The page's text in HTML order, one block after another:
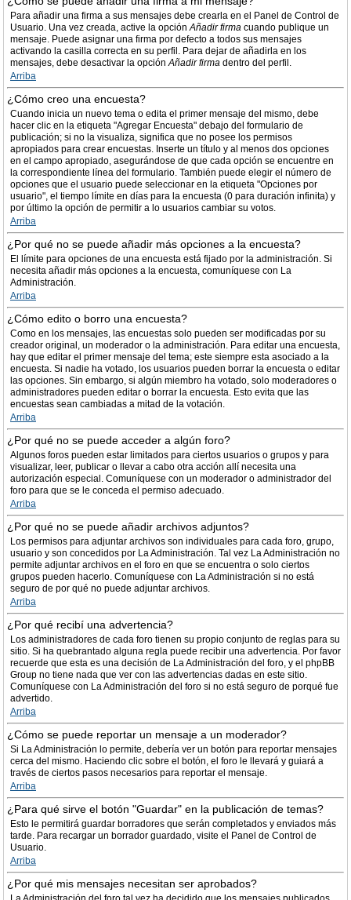
Para añadir una firma a sus mensajes debe crearla en el Panel de Control de
Usuario. Una vez creada, active la opciónAñadir firma cuando publique un
mensaje. Puede asignar una firma por defecto a todos sus mensajes
activando la casilla correcta en su perfil. Para dejar de añadirla en los
mensajes, debe desactivar la opciónAñadir firma dentro del perfil.
Arriba
¿Cómo creo una encuesta?
Cuando inicia un nuevo tema o edita el primer mensaje del mismo, debe
hacer clic en la etiqueta "Agregar Encuesta" debajo del formulario de
publicación; si no la visualiza, significa que no posee los permisos
apropiados para crear encuestas. Inserte un título y al menos dos opciones
en el campo apropiado, asegurándose de que cada opción se encuentre en
la correspondiente línea del formulario. También puede elegir el número de
opciones que el usuario puede seleccionar en la etiqueta "Opciones por
usuario", el tiempo límite en días para la encuesta (0 para duración infinita) y
por último la opción de permitir a lo usuarios cambiar su votos.
Arriba
¿Por qué no se puede añadir más opciones a la encuesta?
El límite para opciones de una encuesta está fijado por la administración. Si
necesita añadir más opciones a la encuesta, comuníquese con La
Administración.
Arriba
¿Cómo edito o borro una encuesta?
Como en los mensajes, las encuestas solo pueden ser modificadas por su
creador original, un moderador o la administración. Para editar una encuesta,
hay que editar el primer mensaje del tema; este siempre esta asociado a la
encuesta. Si nadie ha votado, los usuarios pueden borrar la encuesta o editar
las opciones. Sin embargo, si algún miembro ha votado, solo moderadores o
administradores pueden editar o borrar la encuesta. Esto evita que las
encuestas sean cambiadas a mitad de la votación.
Arriba
¿Por qué no se puede acceder a algún foro?
Algunos foros pueden estar limitados para ciertos usuarios o grupos y para
visualizar, leer, publicar o llevar a cabo otra acción allí necesita una
autorización especial. Comuníquese con un moderador o administrador del
foro para que se le conceda el permiso adecuado.
Arriba
¿Por qué no se puede añadir archivos adjuntos?
Los permisos para adjuntar archivos son individuales para cada foro, grupo,
usuario y son concedidos por La Administración. Tal vez La Administración no
permite adjuntar archivos en el foro en que se encuentra o solo ciertos
grupos pueden hacerlo. Comuníquese con La Administración si no está
seguro de por qué no puede adjuntar archivos.
Arriba
¿Por qué recibí una advertencia?
Los administradores de cada foro tienen su propio conjunto de reglas para su
sitio. Si ha quebrantado alguna regla puede recibir una advertencia. Por favor
recuerde que esta es una decisión de La Administración del foro, y el phpBB
Group no tiene nada que ver con las advertencias dadas en este sitio.
Comuníquese con La Administración del foro si no está seguro de porqué fue
advertido.
Arriba
¿Cómo se puede reportar un mensaje a un moderador?
Si La Administración lo permite, debería ver un botón para reportar mensajes
cerca del mismo. Haciendo clic sobre el botón, el foro le llevará y guiará a
través de ciertos pasos necesarios para reportar el mensaje.
Arriba
¿Para qué sirve el botón "Guardar" en la publicación de temas?
Esto le permitirá guardar borradores que serán completados y enviados más
tarde. Para recargar un borrador guardado, visite el Panel de Control de
Usuario.
Arriba
¿Por qué mis mensajes necesitan ser aprobados?